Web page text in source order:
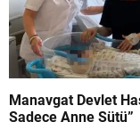
Manavgat Devlet
Sadece Anne Sütü”